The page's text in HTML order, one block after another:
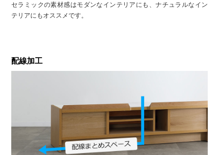
セラミックの素材感はモダンなインテリアにも、ナチュラルなイン
テリアにもオススメです。
配線加工